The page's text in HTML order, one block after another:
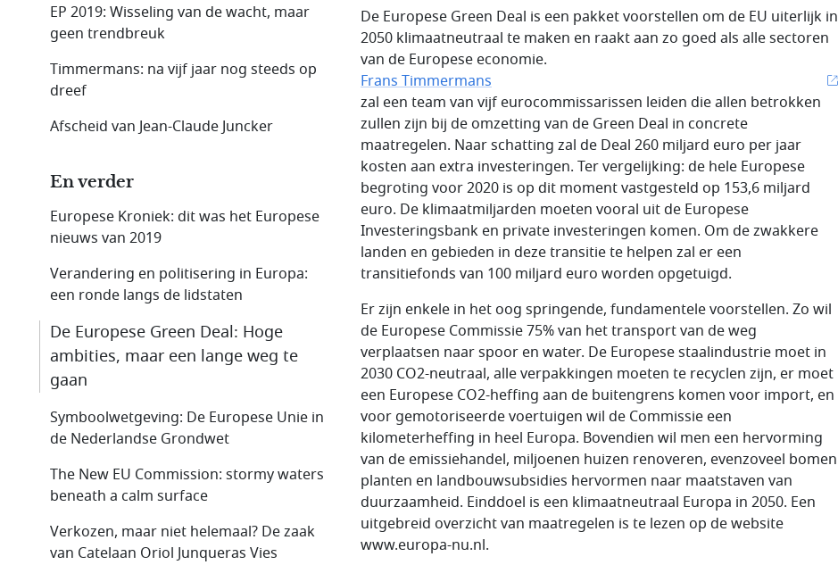
De Europese Green Deal is een pakket voorstellen om de EU uiterlijk in
2050 klimaatneutraal te maken en raakt aan zo goed als alle sectoren
van de Europese economie.
Frans Timmermans
zal een team van vijf eurocommissarissen leiden die allen betrokken
zullen zijn bij de omzetting van de Green Deal in concrete
maatregelen. Naar schatting zal de Deal 260 miljard euro per jaar
kosten aan extra investeringen. Ter vergelijking: de hele Europese
begroting voor 2020 is op dit moment vastgesteld op 153,6 miljard
euro. De klimaatmiljarden moeten vooral uit de Europese
Investeringsbank en private investeringen komen. Om de zwakkere
landen en gebieden in deze transitie te helpen zal er een
transitiefonds van 100 miljard euro worden opgetuigd.
Er zijn enkele in het oog springende, fundamentele voorstellen. Zo wil
de Europese Commissie 75% van het transport van de weg
verplaatsen naar spoor en water. De Europese staalindustrie moet in
2030 CO2-neutraal, alle verpakkingen moeten te recyclen zijn, er moet
een Europese CO2-heffing aan de buitengrens komen voor import, en
voor gemotoriseerde voertuigen wil de Commissie een
kilometerheffing in heel Europa. Bovendien wil men een hervorming
van de emissiehandel, miljoenen huizen renoveren, evenzoveel bomen
planten en landbouwsubsidies hervormen naar maatstaven van
duurzaamheid. Einddoel is een klimaatneutraal Europa in 2050. Een
uitgebreid overzicht van maatregelen is te lezen op de website
www.europa-nu.nl.
EP 2019: Wisseling van de wacht, maar
geen trendbreuk
Timmermans: na vijf jaar nog steeds op
dreef
Afscheid van Jean-Claude Juncker
En verder
Europese Kroniek: dit was het Europese
nieuws van 2019
Verandering en politisering in Europa:
een ronde langs de lidstaten
De Europese Green Deal: Hoge
ambities, maar een lange weg te
gaan
Symboolwetgeving: De Europese Unie in
de Nederlandse Grondwet
The New EU Commission: stormy waters
beneath a calm surface
Verkozen, maar niet helemaal? De zaak
van Catelaan Oriol Junqueras Vies